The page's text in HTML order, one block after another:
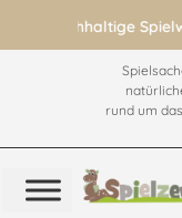
ab
rund um